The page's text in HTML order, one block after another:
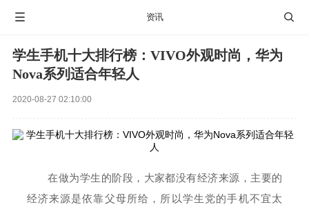

资讯

学生手机十大排行榜：VIVO外观时尚，华为
Nova系列适合年轻人
2020-08-27 02:10:00
在做为学生的阶段，大家都没有经济来源，主要的
经济来源是依靠父母所给，所以学生党的手机不宜太